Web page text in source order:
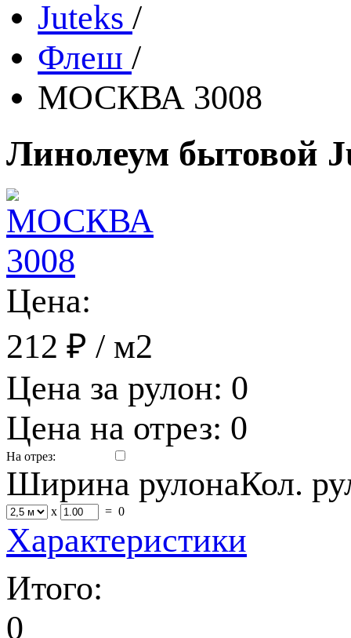
Juteks /
Флеш /
МОСКВА 3008
Линолеум бытовой
Цена:
212 ₽ / м2
Цена за рулон: 0
Цена на отрез: 0
На отрез:
Ширина рулонаКол.
x = 0
Характеристики
Итого:
0